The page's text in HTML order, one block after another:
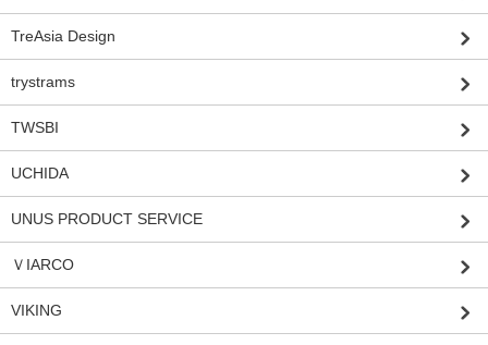
TreAsia Design
trystrams
TWSBI
UCHIDA
UNUS PRODUCT SERVICE
ＶIARCO
VIKING